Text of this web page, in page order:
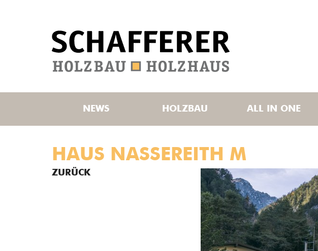
NEWS HOLZBAU ALL IN ONE
HAUS NASSEREITH M
ZURÜCK